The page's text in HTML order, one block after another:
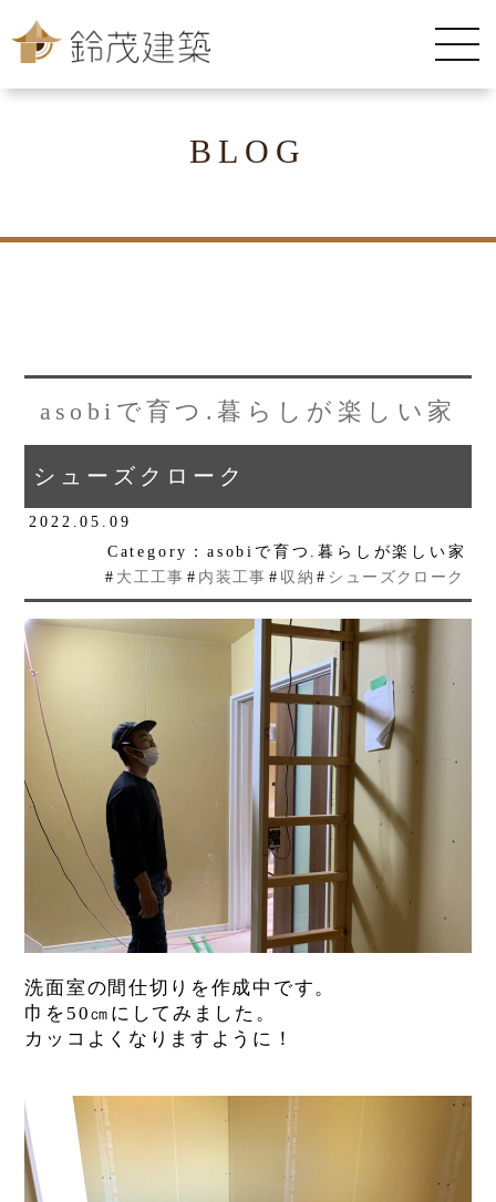
BLOG
asobiで育つ.暮らしが楽しい家
シューズクローク
2022.05.09
Category：asobiで育つ.暮らしが楽しい家
# 大工工事 # 内装工事 # 収納 # シューズクローク
洗面室の間仕切りを作成中です。
巾を50㎝にしてみました。
カッコよくなりますように！